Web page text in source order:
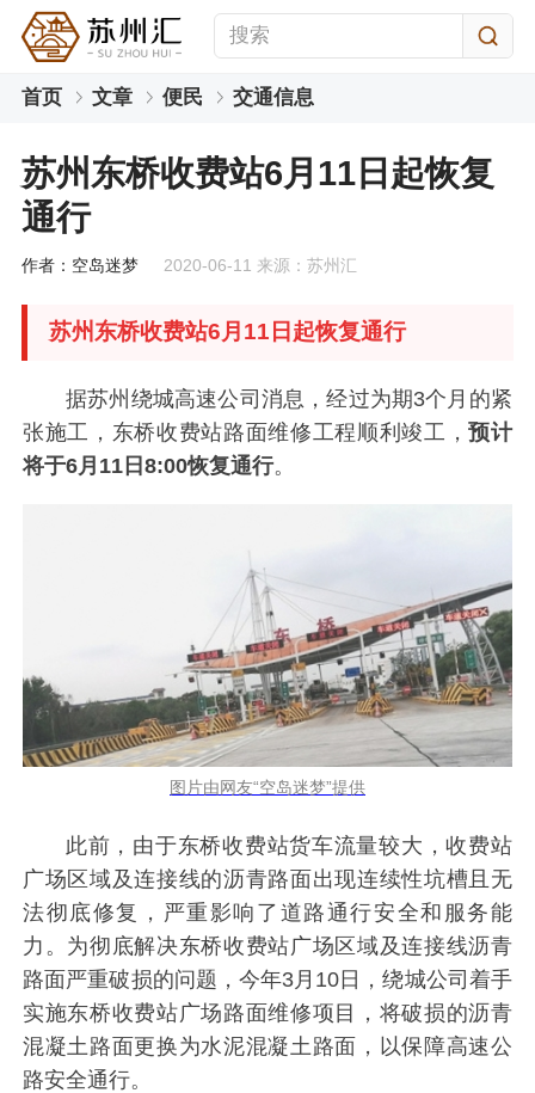
首页 文章 便民 交通信息
苏州东桥收费站6月11日起恢复
通行
作者：空岛迷梦 2020-06-11 来源：苏州汇
苏州东桥收费站6月11日起恢复通行
据苏州绕城高速公司消息，经过为期3个月的紧
张施工，东桥收费站路面维修工程顺利竣工，预计
将于6月11日8:00恢复通行。
图片由网友“空岛迷梦”提供
此前，由于东桥收费站货车流量较大，收费站
广场区域及连接线的沥青路面出现连续性坑槽且无
法彻底修复，严重影响了道路通行安全和服务能
力。为彻底解决东桥收费站广场区域及连接线沥青
路面严重破损的问题，今年3月10日，绕城公司着手
实施东桥收费站广场路面维修项目，将破损的沥青
混凝土路面更换为水泥混凝土路面，以保障高速公
路安全通行。